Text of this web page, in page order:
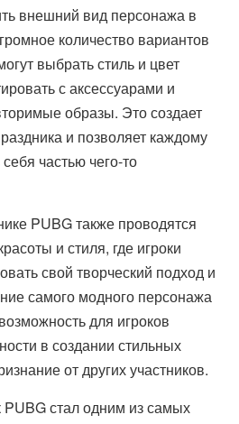
внешний вид персонажа в
количество вариантов
выбрать стиль и цвет
с аксессуарами и
образы. Это создает
и позволяет каждому
частью чего-то
PUBG также проводятся
и стиля, где игроки
свой творческий подход и
самого модного персонажа
для игроков
в создании стильных
от других участников.
стал одним из самых